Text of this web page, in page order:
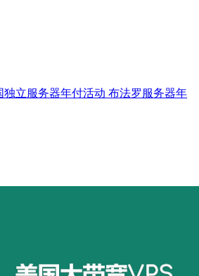
独立服务器年付活动 布法罗服务器年